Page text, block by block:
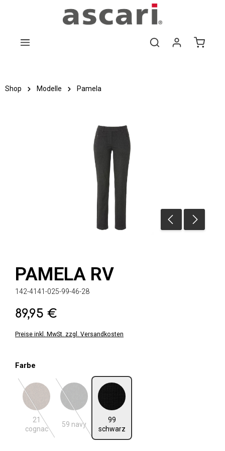
Zum Hauptinhalt springen
Shop Modelle Pamela
PAMELA RV
142-4141-025-99-46-28
Regulärer Preis:
89,95 €
Preise inkl. MwSt. zzgl. Versandkosten
Farbe
21
cognac
21 cognac
(Diese Option ist zurzeit nicht verfügbar.)
59 navy
59 navy
(Diese Option ist zurzeit nicht verfügbar.)
99
schwarz
99 schwarz